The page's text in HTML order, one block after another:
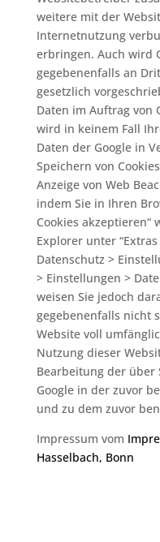
weitere mit der
Internetnutzung
erbringen. Auch wird
gegebenenfalls an
gesetzlich
Daten im Auftrag von
wird in keinem Fall
Daten der Google in
Speichern von
Anzeige von Web
indem Sie in Ihren
Cookies akzeptieren“
Explorer unter
Datenschutz >
> Einstellungen >
weisen Sie jedoch
gegebenenfalls nicht
Website voll
Nutzung dieser
Bearbeitung der über
Google in der zuvor
und zu dem zuvor
Impressum vom
Hasselbach, Bonn